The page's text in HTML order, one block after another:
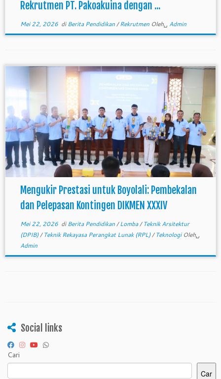
Rekrutmen PT. Pakoakuina dengan ...
Mei 22, 2026diBerita Pendidikan/Rekrutmen Oleh␣ Admin
Mengukir Prestasi untuk Boyolali: Pembekalan
dan Pelepasan Kontingen DIKMEN XXXIV
Mei 22, 2026diBerita Pendidikan/Lomba/Teknik Arsitektur
(DPIB)/Teknik Rekayasa Perangkat Lunak (RPL)/Teknologi Oleh␣
Admin
Social links
Cari
Car